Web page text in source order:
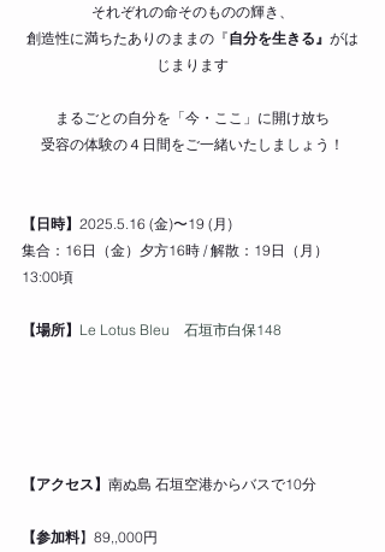
それぞれの命そのものの輝き、
創造性に満ちたありのままの『自分を生きる』 がは
じまります
まるごとの自分を「今・ここ」に開け放ち
受容の体験の４日間をご一緒いたしましょう！
【日時】 2025.5.16 (金)〜19 (月)
集合：16日（金）夕方16時 / 解散：19日（月）
13:00頃
【場所】 Le Lotus Bleu　石垣市白保148
【アクセス】 南ぬ島 石垣空港からバスで10分
【参加料】89,,000円